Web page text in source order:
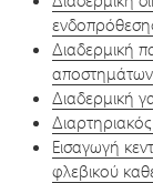
Διαδερμική
αποστημάτων
Διαδερμική
Εισαγωγή
φλεβικού